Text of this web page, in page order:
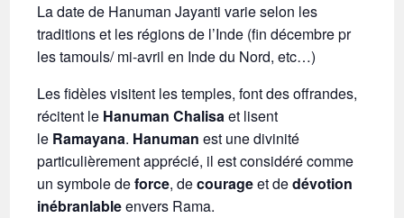
La date de Hanuman Jayanti varie selon les
traditions et les régions de l’Inde (fin décembre pr
les tamouls/ mi-avril en Inde du Nord, etc…)
Les fidèles visitent les temples, font des offrandes,
récitent le Hanuman Chalisaet lisent
le Ramayana. Hanuman est une divinité
particulièrement apprécié, il est considéré comme
un symbole deforce, decourageet dedévotion
inébranlableenvers Rama.